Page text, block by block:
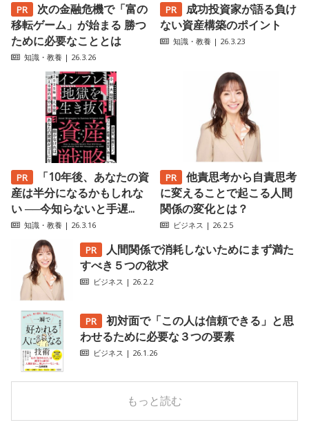
次の金融危機で「富の
移転ゲーム」が始まる 勝つ
ために必要なこととは
知識・教養 | 26.3.26
成功投資家が語る負け
ない資産構築のポイント
知識・教養 | 26.3.23
「10年後、あなたの資
産は半分になるかもしれな
い ──今知らないと手遅...
知識・教養 | 26.3.16
他責思考から自責思考
に変えることで起こる人間
関係の変化とは？
ビジネス | 26.2.5
人間関係で消耗しないためにまず満た
すべき５つの欲求
ビジネス | 26.2.2
初対面で「この人は信頼できる」と思
わせるために必要な３つの要素
ビジネス | 26.1.26
もっと読む